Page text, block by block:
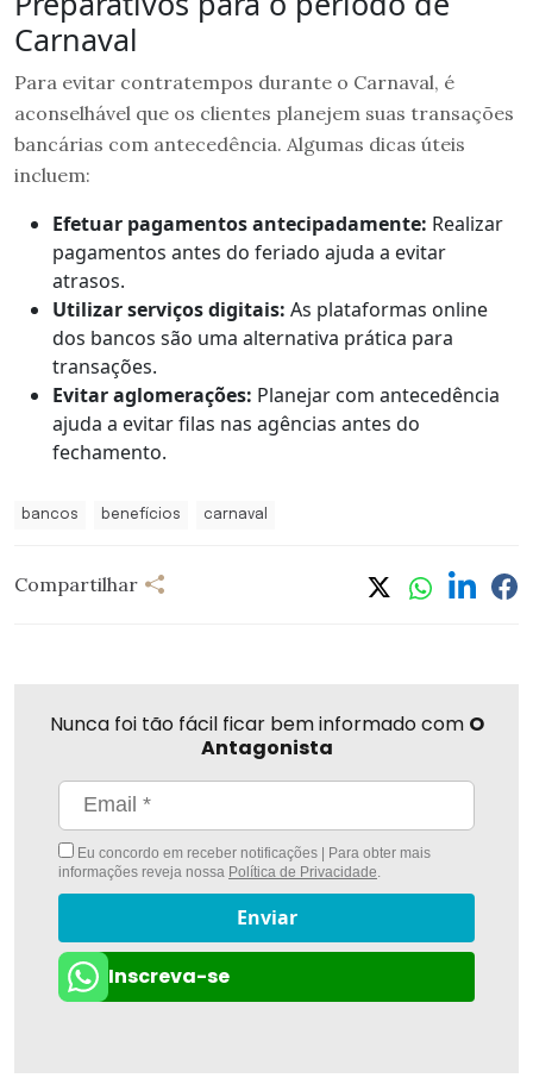
Carnaval
Para evitar contratempos durante o Carnaval, é
aconselhável que os clientes planejem suas transações
bancárias com antecedência. Algumas dicas úteis
incluem:
Efetuar pagamentos antecipadamente: Realizar
pagamentos antes do feriado ajuda a evitar
atrasos.
Utilizar serviços digitais: As plataformas online
dos bancos são uma alternativa prática para
transações.
Evitar aglomerações: Planejar com antecedência
ajuda a evitar filas nas agências antes do
fechamento.
bancos benefícios carnaval
Compartilhar
Nunca foi tão fácil ficar bem informado com O
Antagonista
Eu concordo em receber notificações | Para obter mais
informações reveja nossa Política de Privacidade.
Enviar
Inscreva-se